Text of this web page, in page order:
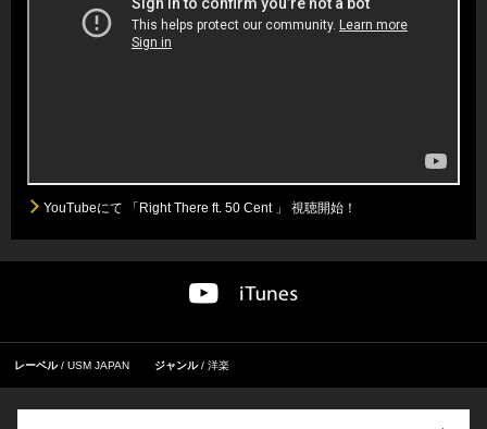
YouTubeにて 「Right There ft. 50 Cent 」 視聴開始！
レーベル USM JAPAN ジャンル 洋楽